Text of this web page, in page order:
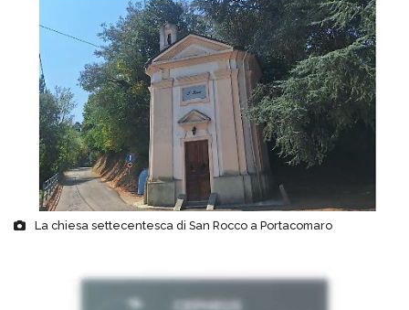
La chiesa settecentesca di San Rocco a Portacomaro